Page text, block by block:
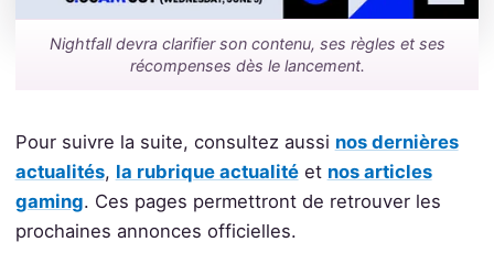
Nightfall devra clarifier son contenu, ses règles et ses
récompenses dès le lancement.
Pour suivre la suite, consultez aussi nos dernières
actualités, la rubrique actualitéet nos articles
gaming. Ces pages permettront de retrouver les
prochaines annonces officielles.